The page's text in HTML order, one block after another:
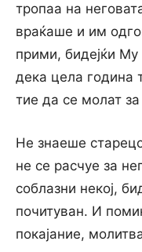
тропаа на
враќаше и им
прими, бидејќи
дека цела година
тие да се молат за
Не знаеше
не се расчуе за
соблазни некој,
почитуван. И
покајание,